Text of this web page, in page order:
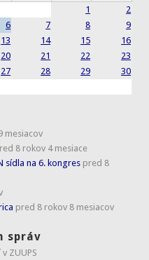
1
2
6 7 8
9
13 14 15
16
20 21 22
23
27 28 29
30
mesiacov
8 rokov 4 mesiace
sídla na 6. kongres pred 8
pred 8 rokov 8 mesiacov
správ
ZUUPS